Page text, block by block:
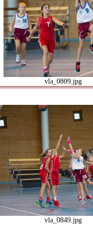
vla_0809.jpg
vla_0849.jpg